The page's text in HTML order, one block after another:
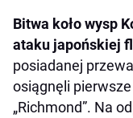
Bitwa koło wysp
ataku japońskiej
posiadanej
osiągnęli
„Richmond”. Na